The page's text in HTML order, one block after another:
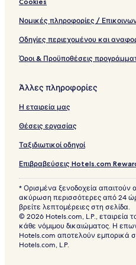
Νομικές πληροφορίες /
Οδηγίες περιεχομένου και
Όροι & Προϋποθέσεις
Άλλες πληροφορίες
Η εταιρεία μας
Θέσεις εργασίας
Ταξιδιωτικοί οδηγοί
Επιβραβεύσεις Hotels.com
* Ορισμένα ξενοδοχεία
ακύρωση περισσότερες από 24
βρείτε λεπτομέρειες στη σελίδα.
© 2026 Hotels.com, L.P., εταιρεία
κάθε νόμιμου δικαιώματος. Η
Hotels.com αποτελούν εμπορικά
Hotels.com, L.P.